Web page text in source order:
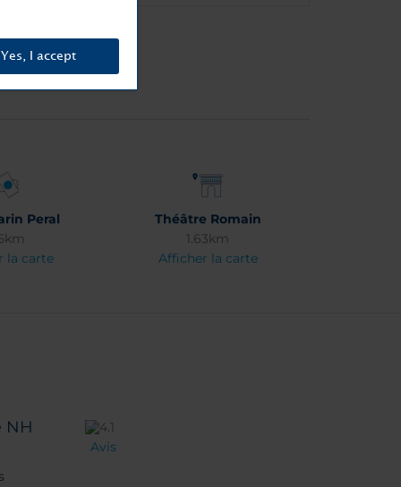
Peral
la carte
Théâtre Romain
1.63km
Afficher la carte
NH
Avis
Yes, I accept